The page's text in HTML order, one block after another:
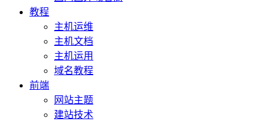
教程
主机运维
主机文档
主机运用
域名教程
前端
网站主题
建站技术